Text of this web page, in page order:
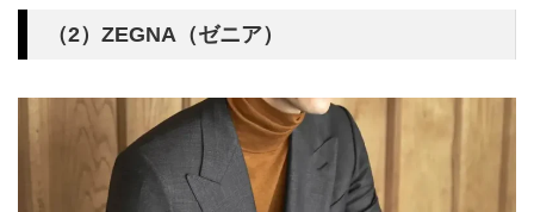
（2）ZEGNA（ゼニア）